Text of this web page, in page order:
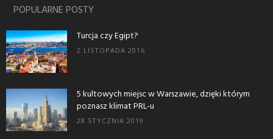
POPULARNE POSTY
Turcja czy Egipt?
2 LISTOPADA 2016
5 kultowych miejsc w Warszawie, dzięki którym
poznasz klimat PRL-u
28 STYCZNIA 2019